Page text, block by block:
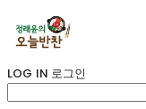
LOG IN 로그인